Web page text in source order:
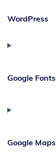
WordPress
Google Fonts
Google Maps